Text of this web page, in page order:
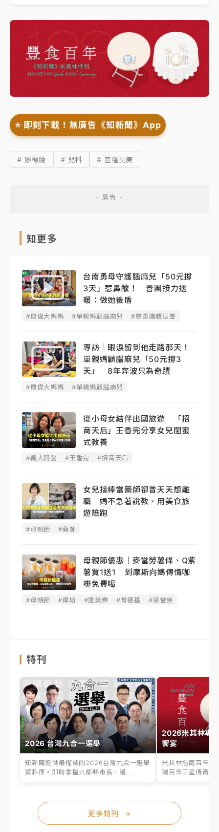
⭐️ 即刻下載！無廣告《知新聞》App
# 廖穗綾 # 兒科 # 基隆長庚
知更多
台南勇母守護腦麻兒「50元撐
3天」惹鼻酸！ 善團接力送
暖：做她後盾
#最偉大媽媽 #單親媽顧腦麻兒 #慈善團體迴響
專訪｜眼淚留到他走路那天！
單親媽顧腦麻兒「50元撐3
天」 8年奔波只為奇蹟
#最偉大媽媽 #單親媽顧腦麻兒
從小母女結伴出國旅遊 「招
商天后」王香完分享女兒閨蜜
式教養
#義大開發 #王香完 #招商天后
女兒接棒當藥師卻曾天天想離
職 媽不急著說教、用美食旅
遊陪跑
#母親節 #藥師
母親節優惠｜麥當勞薯條、Q紫
薯買1送1 到摩斯向媽傳情咖
啡免費喝
#母親節 #摩斯 #達美樂 #肯德基 #麥當勞
特刊
2026 台灣九合一選舉
知新聞提供最權威的2026台灣九合一選舉
資料庫。即時掌握六都縣市長、議...
2026米其林專
饗宴
米其林指南百年之
瑞百年三星傳奇、
更多特刊 →